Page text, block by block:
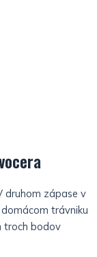
druhom zápase v
trávniku
troch bodov